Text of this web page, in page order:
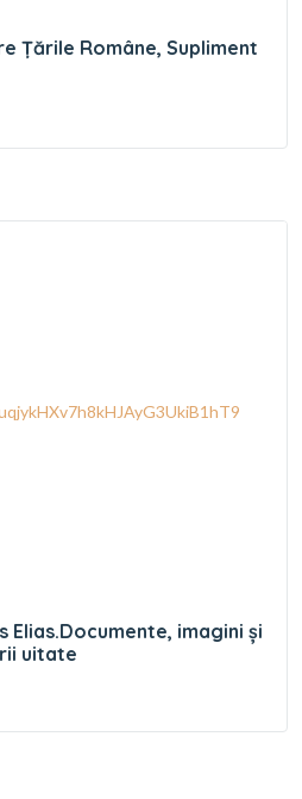
Țările Române, Supliment
Elias.Documente, imagini și
uitate